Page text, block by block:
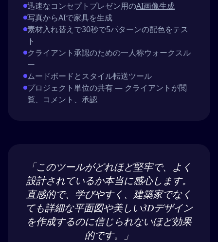
迅速なコンセプトプレゼン用のAI画像生成
写真からAIで家具を生成
素材入れ替えで30秒で5パターンの配色をテス
ト
クライアント承認のための一人称ウォークスル
ー
ムードボードとスタイル転送ツール
プロジェクト単位の共有 — クライアントが閲
覧、コメント、承認
「このツールがどれほど堅牢で、よく
設計されているか本当に感心します。
直感的で、学びやすく、建築家でなく
ても詳細な平面図や美しい3Dデザイン
を作成するのに信じられないほど効果
的です。」